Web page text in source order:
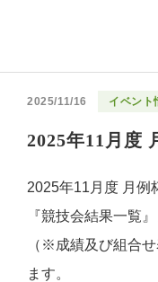
2025/11/16 イベント
2025年11月度
2025年11月度 月例
『競技会結果一覧
（※成績及び組合
ます。